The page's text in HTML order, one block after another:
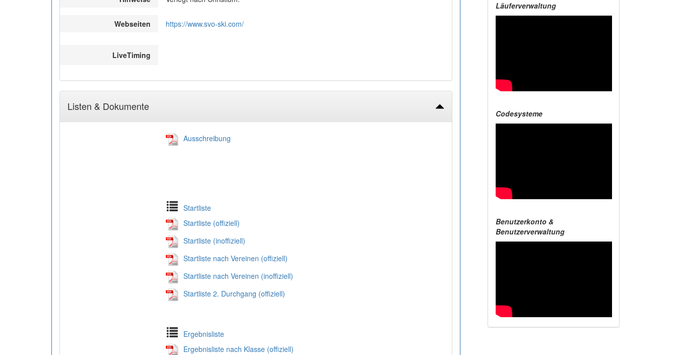
Webseiten https://www.svo-ski.com/
LiveTiming
Listen & Dokumente
Ausschreibung
Startliste
Startliste (offiziell)
Startliste (inoffiziell)
Startliste nach Vereinen (offiziell)
Startliste nach Vereinen (inoffiziell)
Startliste 2. Durchgang (offiziell)
Ergebnisliste
Ergebnisliste nach Klasse (offiziell)
Läuferverwaltung
Codesysteme
Benutzerkonto &
Benutzerverwaltung